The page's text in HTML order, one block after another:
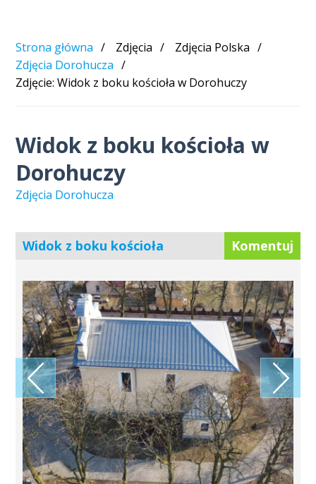
Strona główna Zdjęcia
Zdjęcia Polska
Zdjęcia Dorohucza
Zdjęcie: Widok z boku kościoła w Dorohuczy
Widok z boku kościoła w
Dorohuczy
Zdjęcia Dorohucza
Widok z boku kościoła Komentuj